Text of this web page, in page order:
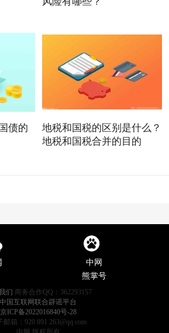
债的
地税和国税的区别是什么？
地税和国税合并的目的
中网
熊掌号
们 商务合作QQ：362293157
中国互联网联合辟谣平台
京ICP备2022016840号-28
邮箱：920 891 263@qq.com